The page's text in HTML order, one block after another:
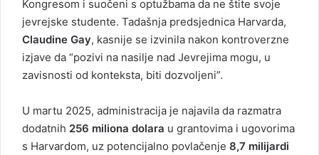
Kongresom i suočeni s optužbama da ne štite svoje
jevrejske studente. Tadašnja predsjednica Harvarda,
Claudine Gay, kasnije se izvinila nakon kontroverzne
izjave da “pozivi na nasilje nad Jevrejima mogu, u
zavisnosti od konteksta, biti dozvoljeni”.
U martu 2025, administracija je najavila da razmatra
dodatnih 256 miliona dolara u grantovima i ugovorima
s Harvardom, uz potencijalno povlačenje 8,7 milijardi